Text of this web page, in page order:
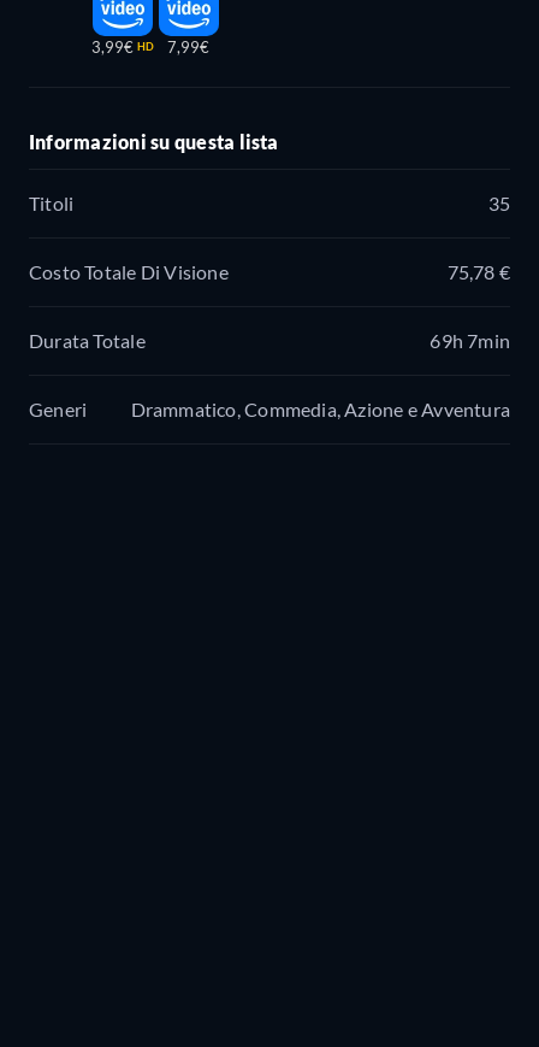
3,99€ HD 7,99€
Informazioni su questa lista
Titoli 35
Costo Totale Di Visione 75,78 €
Durata Totale 69h 7min
Generi Drammatico, Commedia, Azione e Avventura